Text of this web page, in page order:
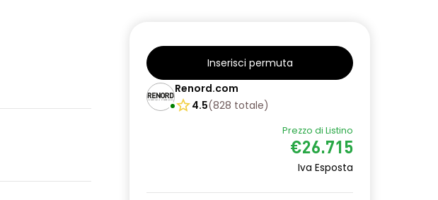
Inserisci permuta
Renord.com
4.5(828 totale)
Prezzo di Listino
€26.715
Iva Esposta